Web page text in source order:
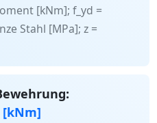
[kNm]; f_yd =
Stahl [MPa]; z =
[kNm]